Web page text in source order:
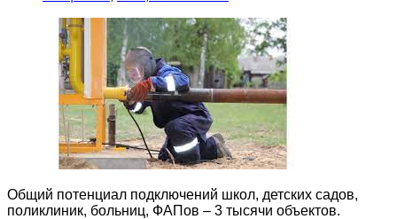
Общий потенциал подключений школ, детских садов,
поликлиник, больниц, ФАПов – 3 тысячи объектов.